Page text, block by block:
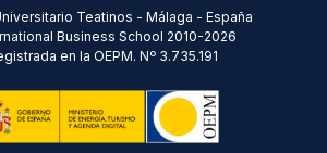
Teatinos - Málaga - España
Business School 2010-2026
en la OEPM. Nº 3.735.191